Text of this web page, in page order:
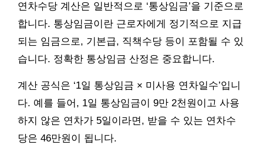
연차수당 계산은 일반적으로 ‘통상임금’을 기준으로
합니다. 통상임금이란 근로자에게 정기적으로 지급
되는 임금으로, 기본급, 직책수당 등이 포함될 수 있
습니다. 정확한 통상임금 산정은 중요합니다.
계산 공식은 ‘1일 통상임금 × 미사용 연차일수’입니
다. 예를 들어, 1일 통상임금이 9만 2천원이고 사용
하지 않은 연차가 5일이라면, 받을 수 있는 연차수
당은 46만원이 됩니다.